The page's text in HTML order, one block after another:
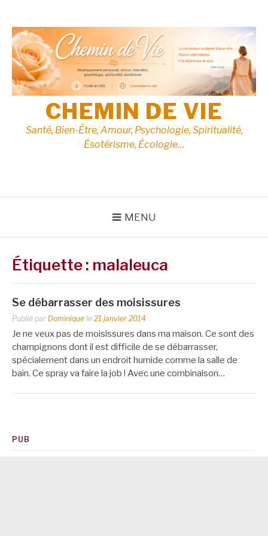
contenu
CHEMIN DE VIE
Santé, Bien-Être, Amour, Psychologie, Spiritualité,
Ésotérisme, Écologie…
MENU
Étiquette : malaleuca
Se débarrasser des moisissures
Publié par Dominique le 21 janvier 2014
Je ne veux pas de moisissures dans ma maison. Ce sont des
champignons dont il est difficile de se débarrasser,
spécialement dans un endroit humide comme la salle de
bain. Ce spray va faire la job ! Avec une combinaison…
PUB